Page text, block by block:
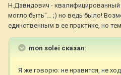
Н.Давидович - квалифицированный
могло быть"... ;) но ведь было!
единственным в ее практике, но
mon solei сказал:
Я же говорю: не нравится, не